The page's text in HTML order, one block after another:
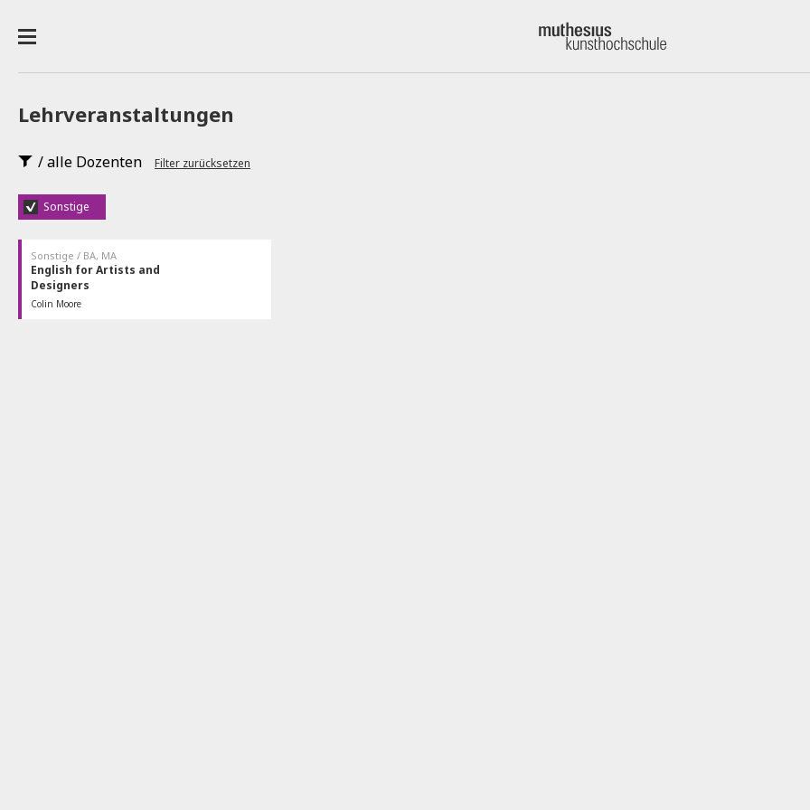
Lehrveranstaltungen
/ alle Dozenten Filter zurücksetzen
Sonstige
Sonstige / BA, MA
English for Artists and
Designers
Colin Moore